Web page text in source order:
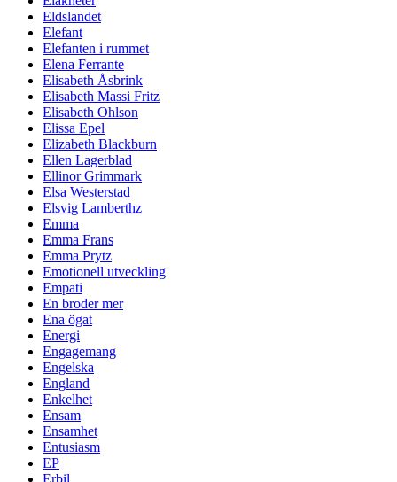
Eldslandet
Elefant
Elefanten i rummet
Elena Ferrante
Elisabeth Åsbrink
Elisabeth Massi Fritz
Elisabeth Ohlson
Elissa Epel
Elizabeth Blackburn
Ellen Lagerblad
Ellinor Grimmark
Elsa Westerstad
Elsvig Lamberthz
Emma
Emma Frans
Emma Prytz
Emotionell utveckling
Empati
En broder mer
Ena ögat
Energi
Engagemang
Engelska
England
Enkelhet
Ensam
Ensamhet
Entusiasm
EP
Erbil